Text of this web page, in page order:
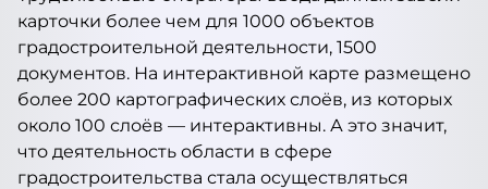
карточки более чем для 1000 объектов
градостроительной деятельности, 1500
документов. На интерактивной карте размещено
более 200 картографических слоёв, из которых
около 100 слоёв — интерактивны. А это значит,
что деятельность области в сфере
градостроительства стала осуществляться